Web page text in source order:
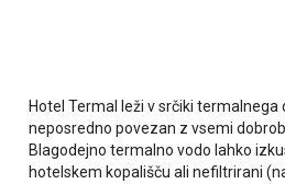
Hotel Termal leži v srčiki termalnega
neposredno povezan z vsemi
Blagodejno termalno vodo lahko
hotelskem kopališču ali nefiltrirani